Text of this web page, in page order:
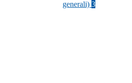
generali) 3